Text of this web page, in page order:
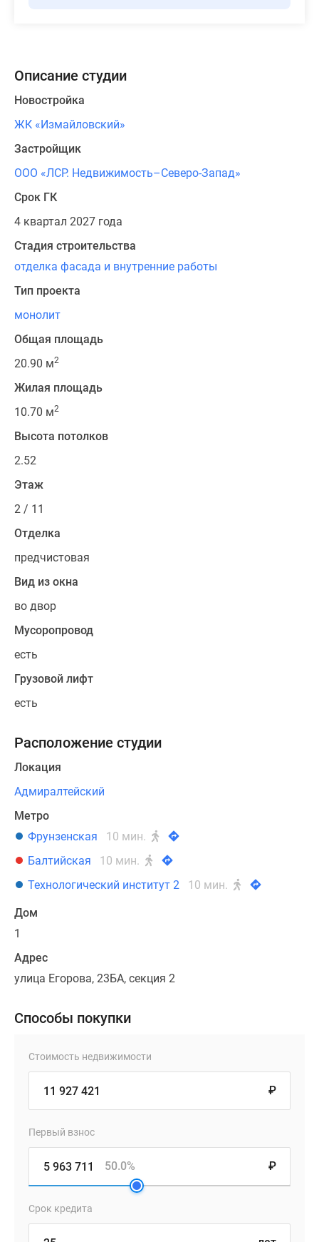
Описание студии
Новостройка
ЖК «Измайловский»
Застройщик
ООО «ЛСР. Недвижимость–Северо-Запад»
Срок ГК
4 квартал 2027 года
Стадия строительства
отделка фасада и внутренние работы
Тип проекта
монолит
Общая площадь
20.90 м2
Жилая площадь
10.70 м2
Высота потолков
2.52
Этаж
2 / 11
Отделка
предчистовая
Вид из окна
во двор
Мусоропровод
есть
Грузовой лифт
есть
Расположение студии
Локация
Адмиралтейский
Метро
Фрунзенская
10 мин.
Балтийская
10 мин.
Технологический институт 2
10 мин.
Дом
1
Адрес
улица Егорова, 23БА, секция 2
Способы покупки
Стоимость недвижимости
₽
Первый взнос
₽
50.0%
Срок кредита